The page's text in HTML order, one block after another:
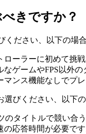
きですか？
ください、以下の場合
ローラーに初めて挑戦
なゲームやFPS以外の
マンス機能なしでプ
選びください、以下
のタイトルで競い合う
応答時間が必要です